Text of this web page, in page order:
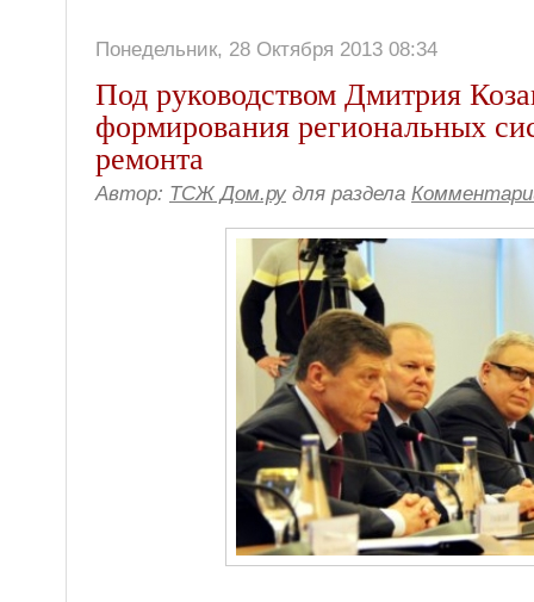
Понедельник, 28 Октября 2013 08:34
Под руководством Дмитрия
формирования региональных
ремонта
Автор: ТСЖ Дом.ру для раздела